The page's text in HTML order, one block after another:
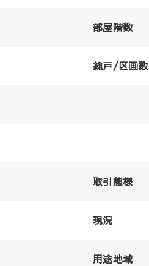
部屋階数
総戸/区画数
取引態様
現況
用途地域